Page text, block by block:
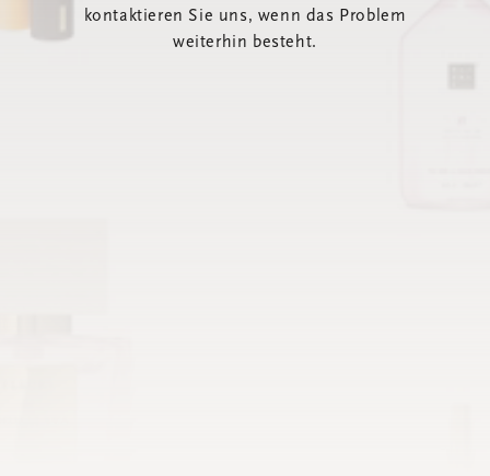
kontaktieren Sie uns, wenn das Problem
weiterhin besteht.